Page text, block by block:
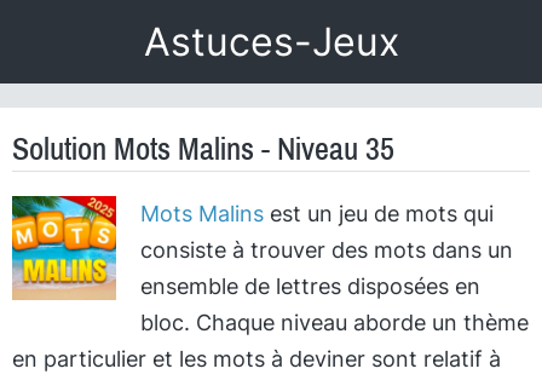
Astuces-Jeux
Solution Mots Malins - Niveau 35
Mots Malinsest un jeu de mots qui
consiste à trouver des mots dans un
ensemble de lettres disposées en
bloc. Chaque niveau aborde un thème
en particulier et les mots à deviner sont relatif à